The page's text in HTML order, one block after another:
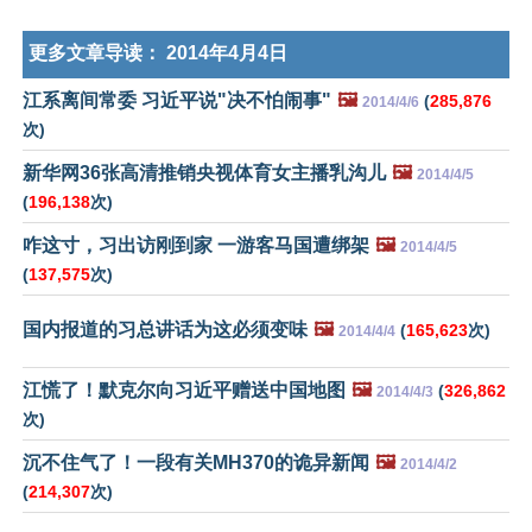
更多文章导读： 2014年4月4日
江系离间常委 习近平说"决不怕闹事" 🖼️ 2014/4/6 (285,876
次)
新华网36张高清推销央视体育女主播乳沟儿 🖼️ 2014/4/5
(196,138次)
咋这寸，习出访刚到家 一游客马国遭绑架 🖼️ 2014/4/5
(137,575次)
国内报道的习总讲话为这必须变味 🖼️ 2014/4/4 (165,623次)
江慌了！默克尔向习近平赠送中国地图 🖼️ 2014/4/3 (326,862
次)
沉不住气了！一段有关MH370的诡异新闻 🖼️ 2014/4/2
(214,307次)